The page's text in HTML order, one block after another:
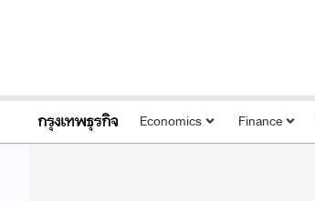
Economics Finance